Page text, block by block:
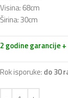
Visina: 68cm
Širina: 30cm
2 godine garancije +
Rok isporuke: do 30